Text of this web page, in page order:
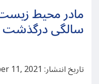
سالگی درگذشت
تاریخ انتشار: November 11, 2021